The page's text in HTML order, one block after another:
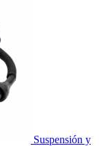
Suspensión y